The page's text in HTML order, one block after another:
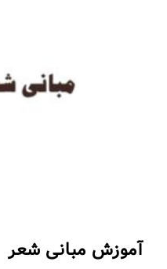
آموزش مبانی شعر